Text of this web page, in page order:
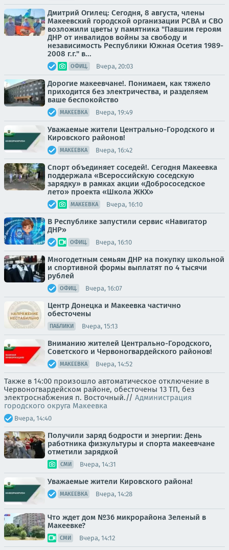
Дмитрий Огилец: Сегодня, 8 августа, члены
Макеевский городской организации РСВА и СВО
возложили цветы у памятника "Павшим героям
ДНР от инвалидов войны за свободу и
независимость Республики Южная Осетия 1989-
2008 г.г." в...
ОФИЦ. Вчера, 20:03
Дорогие макеевчане!. Понимаем, как тяжело
приходится без электричества, и разделяем
ваше беспокойство
МАКЕЕВКА Вчера, 19:49
Уважаемые жители Центрально-Городского и
Кировского районов!
МАКЕЕВКА Вчера, 16:42
Спорт объединяет соседей!. Сегодня Макеевка
поддержала «Всероссийскую соседскую
зарядку» в рамках акции «Добрососедское
лето» проекта «Школа ЖКХ»
МАКЕЕВКА Вчера, 16:10
В Республике запустили сервис «Навигатор
ДНР»
ОФИЦ. Вчера, 16:10
Многодетным семьям ДНР на покупку школьной
и спортивной формы выплатят по 4 тысячи
рублей
ОФИЦ. Вчера, 16:07
Центр Донецка и Макеевка частично
обесточены
ПАБЛИКИ Вчера, 15:13
Вниманию жителей Центрально-Городского,
Советского и Червоногвардейского районов!
МАКЕЕВКА Вчера, 14:52
Также в 14:00 произошло автоматическое отключение в
Червоногвардейском районе, обесточены 13 ТП, без
электроснабжения п. Восточный.// Администрация
городского округа Макеевка
Вчера, 14:40
Получили заряд бодрости и энергии: День
работника физкультуры и спорта макеевчане
отметили зарядкой
СМИ Вчера, 14:31
Уважаемые жители Кировского района!
МАКЕЕВКА Вчера, 14:28
Что ждет дом №36 микрорайона Зеленый в
Макеевке?
СМИ Вчера, 14:12